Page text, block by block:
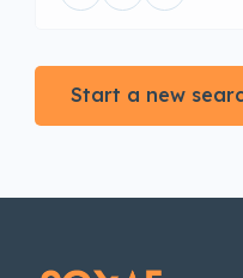
Start a new